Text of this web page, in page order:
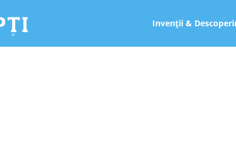
Deștepți.ro Invenții &